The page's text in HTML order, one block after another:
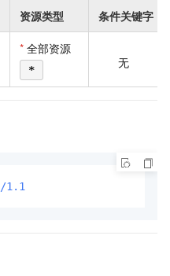
资源类型 条件关键字
* 全部资源
* 无
1.1